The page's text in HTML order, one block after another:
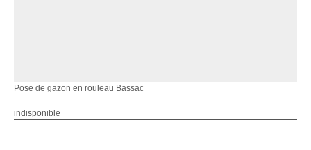
Pose de gazon en rouleau Bassac
indisponible